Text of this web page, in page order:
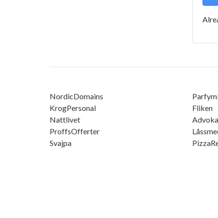
NordicDomains
KrogPersonal
Nattlivet
ProffsOfferter
Svajpa
Fliken